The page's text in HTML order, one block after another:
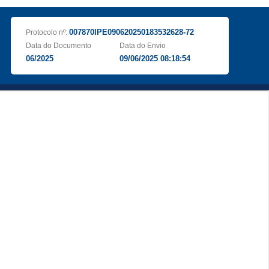
Protocolo nº: 007870IPE090620250183532628-72
Data do Documento
06/2025
Data do Envio
09/06/2025 08:18:54